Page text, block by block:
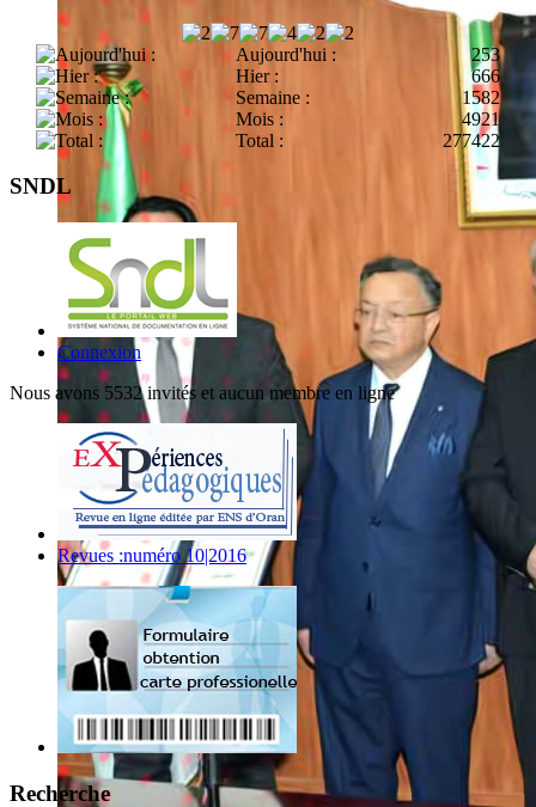
Aujourd'hui :
253
Hier :
666
Semaine :
1582
Mois :
4921
Total :
277422
SNDL
Connexion
Nous avons 5532 invités et aucun membre en ligne
Revues :numéro 10|2016
Recherche